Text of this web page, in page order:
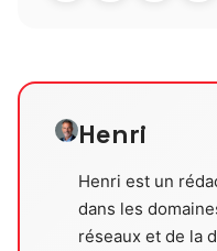
Henri
Henri est un
dans les
réseaux et de la